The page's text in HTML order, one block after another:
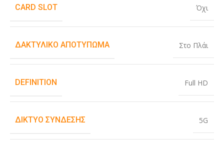
CARD SLOT Όχι
ΔΑΚΤΥΛΙΚΌ ΑΠΟΤΎΠΩΜΑ Στο Πλάι
DEFINITION Full HD
ΔΊΚΤΥΟ ΣΎΝΔΕΣΗΣ 5G